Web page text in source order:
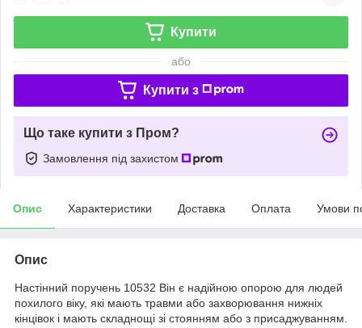
Купити
або
Купити з
Що таке купити з Пром?
Замовлення під захистом
Опис Характеристики Доставка Оплата Умови
Опис
Настінний поручень 10532 Він є надійною опорою для людей
похилого віку, які мають травми або захворювання нижніх
кінцівок і мають складнощі зі стоянням або з присаджуванням.